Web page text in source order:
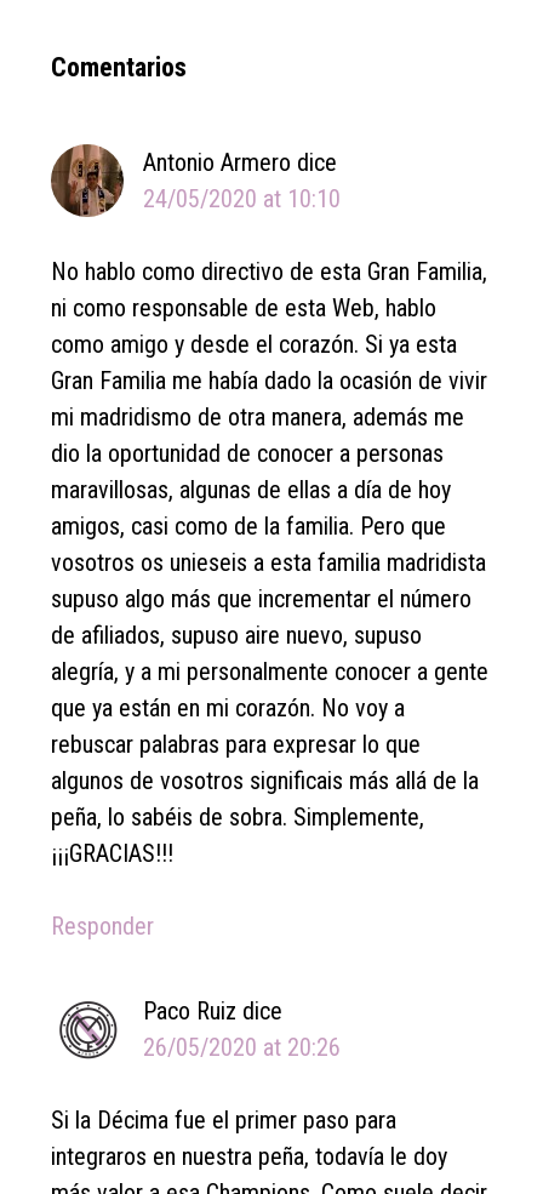
Reader
Comentarios
Antonio Armero dice
24/05/2020 at 10:10
No hablo como directivo de esta Gran Familia,
ni como responsable de esta Web, hablo
como amigo y desde el corazón. Si ya esta
Gran Familia me había dado la ocasión de vivir
mi madridismo de otra manera, además me
dio la oportunidad de conocer a personas
maravillosas, algunas de ellas a día de hoy
amigos, casi como de la familia. Pero que
vosotros os unieseis a esta familia madridista
supuso algo más que incrementar el número
de afiliados, supuso aire nuevo, supuso
alegría, y a mi personalmente conocer a gente
que ya están en mi corazón. No voy a
rebuscar palabras para expresar lo que
algunos de vosotros significais más allá de la
peña, lo sabéis de sobra. Simplemente,
¡¡¡GRACIAS!!!
Responder
Paco Ruiz dice
26/05/2020 at 20:26
Si la Décima fue el primer paso para
integraros en nuestra peña, todavía le doy